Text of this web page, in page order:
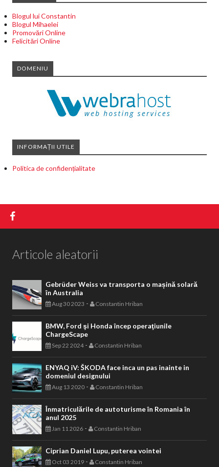
Blogul lui Constantin
Blogul Mihaelei
Promovări Online
Felicitări Online
DOMENIU
INFORMAȚII UTILE
Politica de confidențialitate
Articole aleatorii
Gebrüder Weiss va transporta o mașină solară
în Australia
Aug 30 2023 - Constantin Hriban
BMW, Ford şi Honda încep operaţiunile
ChargeScape
Sep 22 2024- Constantin Hriban
ENYAQ iV: ŠKODA face inca un pas inainte in
domeniul designului
Aug 13 2020 - Constantin Hriban
Înmatriculările de autoturisme în Romania în
anul 2025
Jan 11 2026 - Constantin Hriban
Ciprian Daniel Lupu, puterea vointei
Oct 03 2019 - Constantin Hriban